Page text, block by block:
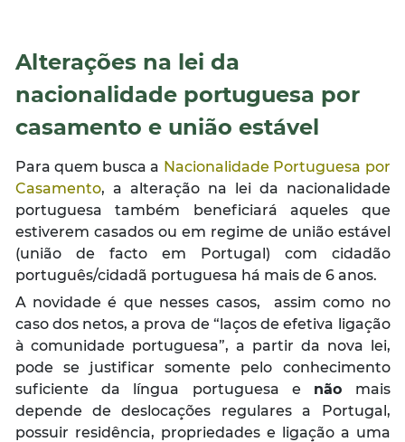
Alterações na lei da
nacionalidade portuguesa por
casamento e união estável
Para quem busca a Nacionalidade Portuguesa por
Casamento, a alteração na lei da nacionalidade
portuguesa também beneficiará aqueles que
estiverem casados ou em regime de união estável
(união de facto em Portugal) com cidadão
português/cidadã portuguesa há mais de 6 anos.
A novidade é que nesses casos, assim como no
caso dos netos, a prova de “laços de efetiva ligação
à comunidade portuguesa”, a partir da nova lei,
pode se justificar somente pelo conhecimento
suficiente da língua portuguesa e não mais
depende de deslocações regulares a Portugal,
possuir residência, propriedades e ligação a uma